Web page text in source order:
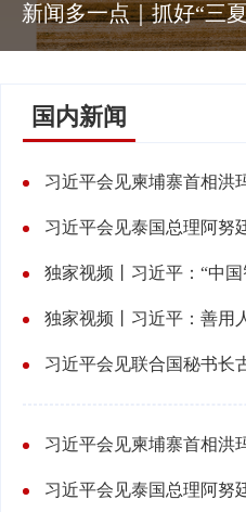
新闻多一点｜抓好“三
国内新闻
习近平会见柬埔寨首相洪
习近平会见泰国总理阿努
独家视频丨习近平：“中
独家视频丨习近平：善用
习近平会见联合国秘书长
习近平会见柬埔寨首相洪
习近平会见泰国总理阿努